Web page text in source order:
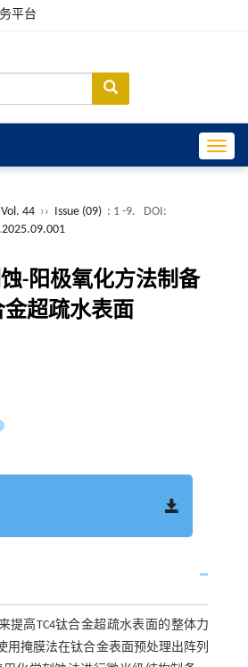
平台
44 ›› Issue (09) : 1 -9.
DOI:
-阳极氧化方法制备
金超疏水表面
提高TC4钛合金超疏水表面的整体力
用掩膜法在钛合金表面预处理出阵列